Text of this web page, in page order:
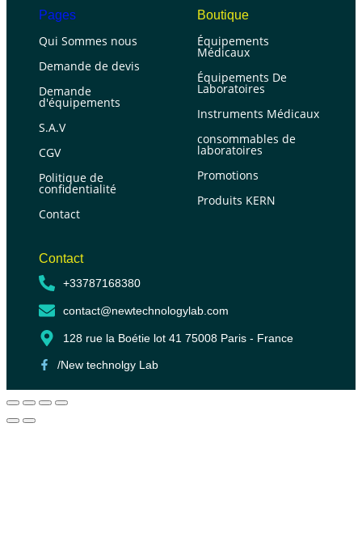
Pages
Qui Sommes nous
Demande de devis
Demande
d'équipements
S.A.V
CGV
Politique de
confidentialité
Contact
Boutique
Équipements
Médicaux
Équipements De
Laboratoires
Instruments Médicaux
consommables de
laboratoires
Promotions
Produits KERN
Contact
+33787168380
contact@newtechnologylab.com
128 rue la Boétie lot 41 75008 Paris - France
/New technolgy Lab